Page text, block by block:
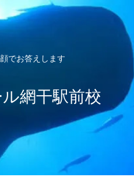
でお答えします
網干駅前校